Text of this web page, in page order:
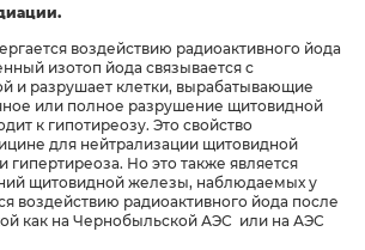
воздействию радиоактивного йода
изотоп йода связывается с
и разрушает клетки, вырабатывающие
или полное разрушение щитовидной
к гипотиреозу. Это свойство
для нейтрализации щитовидной
Но это также является
щитовидной железы, наблюдаемых у
воздействию радиоактивного йода после
как на Чернобыльской АЭС или на АЭС